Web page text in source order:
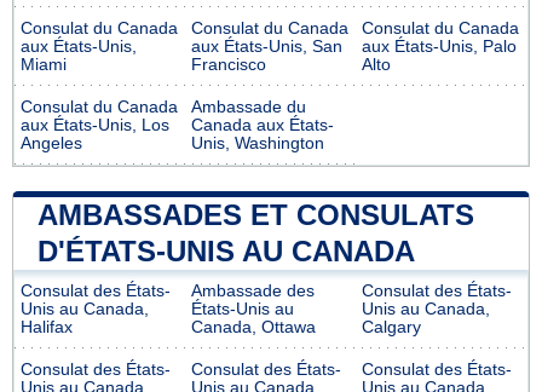
Consulat du Canada
aux États-Unis,
Miami
Consulat du Canada
aux États-Unis, San
Francisco
Consulat du Canada
aux États-Unis, Palo
Alto
Consulat du Canada
aux États-Unis, Los
Angeles
Ambassade du
Canada aux États-
Unis, Washington
AMBASSADES ET CONSULATS
D'ÉTATS-UNIS AU CANADA
Consulat des États-
Unis au Canada,
Halifax
Ambassade des
États-Unis au
Canada, Ottawa
Consulat des États-
Unis au Canada,
Calgary
Consulat des États-
Unis au Canada,
Consulat des États-
Unis au Canada,
Consulat des États-
Unis au Canada,